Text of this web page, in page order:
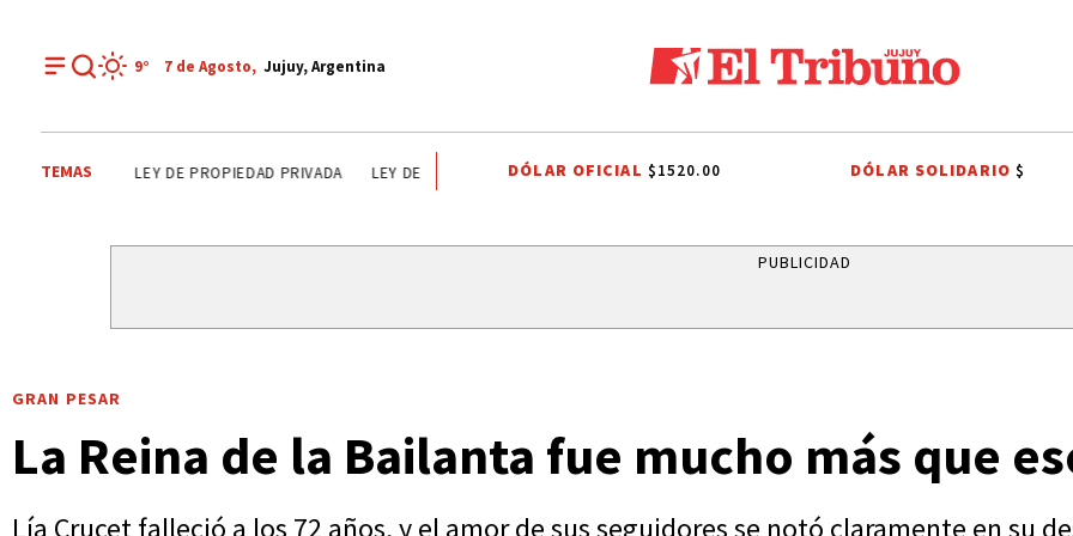
9° 7 de Agosto, Jujuy, Argentina
TEMAS ALTO COMEDERO PREMIOS SAN SALVADOR LEY DE PROPIEDAD PRIVADA LEY DE TIERRAS CANDELA ARIZAGA TALLERES
DÓLAR OFICIAL $1520.00 DÓLAR SOLIDARIO$
PUBLICIDAD
GRAN PESAR
La Reina de la Bailanta fue mucho más que
Lía Crucet falleció a los 72 años, y el amor de sus seguidores se notó claramente en su